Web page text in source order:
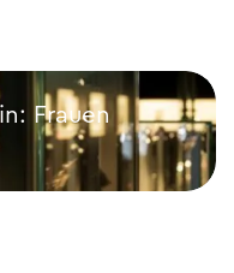
Frauen
«unter sich»